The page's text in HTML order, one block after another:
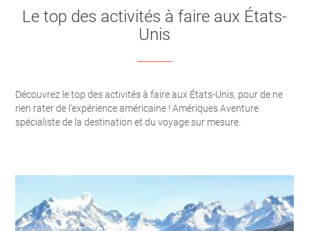
Le top des activités à faire aux États-
Unis
Découvrez le top des activités à faire aux États-Unis, pour de ne
rien rater de l'expérience américaine ! Amériques Aventure
spécialiste de la destination et du voyage sur mesure.